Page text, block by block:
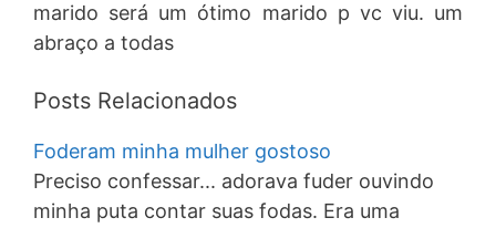
marido será um ótimo marido p vc viu. um
abraço a todas
Posts Relacionados
Foderam minha mulher gostoso
Preciso confessar... adorava fuder ouvindo
minha puta contar suas fodas. Era uma